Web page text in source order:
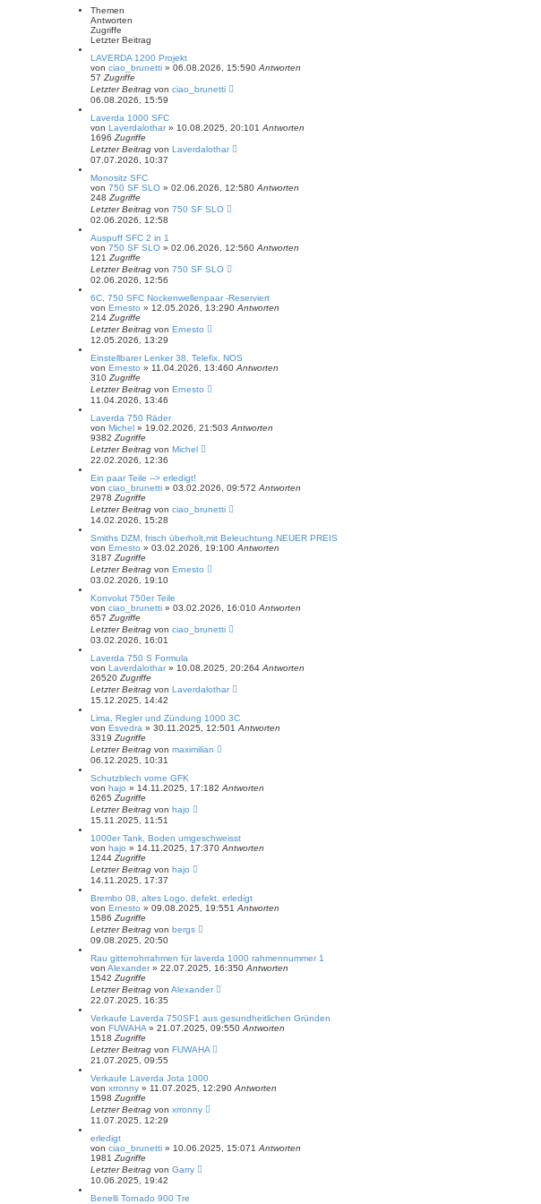
Themen
Antworten
Zugriffe
Letzter Beitrag
LAVERDA 1200 Projekt
von ciao_brunetti » 06.08.2026, 15:590Antworten
57 Zugriffe
Letzter Beitrag von ciao_brunetti
06.08.2026, 15:59
Laverda 1000 SFC
von Laverdalothar» 10.08.2025, 20:101Antworten
1696 Zugriffe
Letzter Beitrag von Laverdalothar
07.07.2026, 10:37
Monositz SFC
von 750 SF SLO » 02.06.2026, 12:580Antworten
248 Zugriffe
Letzter Beitrag von 750 SF SLO
02.06.2026, 12:58
Auspuff SFC 2 in 1
von 750 SF SLO » 02.06.2026, 12:560Antworten
121 Zugriffe
Letzter Beitrag von 750 SF SLO
02.06.2026, 12:56
6C, 750 SFC Nockenwellenpaar -Reserviert
von Ernesto » 12.05.2026, 13:290Antworten
214 Zugriffe
Letzter Beitrag von Ernesto
12.05.2026, 13:29
Einstellbarer Lenker 38, Telefix, NOS
von Ernesto » 11.04.2026, 13:460Antworten
310 Zugriffe
Letzter Beitrag von Ernesto
11.04.2026, 13:46
Laverda 750 Räder
von Michel » 19.02.2026, 21:503Antworten
9382 Zugriffe
Letzter Beitrag von Michel
22.02.2026, 12:36
Ein paar Teile --> erledigt!
von ciao_brunetti » 03.02.2026, 09:572Antworten
2978 Zugriffe
Letzter Beitrag von ciao_brunetti
14.02.2026, 15:28
Smiths DZM, frisch überholt,mit Beleuchtung.NEUER PREIS
von Ernesto » 03.02.2026, 19:100Antworten
3187 Zugriffe
Letzter Beitrag von Ernesto
03.02.2026, 19:10
Konvolut 750er Teile
von ciao_brunetti » 03.02.2026, 16:010Antworten
657 Zugriffe
Letzter Beitrag von ciao_brunetti
03.02.2026, 16:01
Laverda 750 S Formula
von Laverdalothar» 10.08.2025, 20:264Antworten
26520 Zugriffe
Letzter Beitrag von Laverdalothar
15.12.2025, 14:42
Lima, Regler und Zündung 1000 3C
von Esvedra » 30.11.2025, 12:501Antworten
3319 Zugriffe
Letzter Beitrag von maximilian
06.12.2025, 10:31
Schutzblech vorne GFK
von hajo » 14.11.2025, 17:182Antworten
6265 Zugriffe
Letzter Beitrag von hajo
15.11.2025, 11:51
1000er Tank, Boden umgeschweisst
von hajo » 14.11.2025, 17:370Antworten
1244 Zugriffe
Letzter Beitrag von hajo
14.11.2025, 17:37
Brembo 08, altes Logo, defekt, erledigt
von Ernesto » 09.08.2025, 19:551Antworten
1586 Zugriffe
Letzter Beitrag von bergs
09.08.2025, 20:50
Rau gitterrohrrahmen für laverda 1000 rahmennummer 1
von Alexander» 22.07.2025, 16:350Antworten
1542 Zugriffe
Letzter Beitrag von Alexander
22.07.2025, 16:35
Verkaufe Laverda 750SF1 aus gesundheitlichen Gründen
von FUWAHA» 21.07.2025, 09:550Antworten
1518 Zugriffe
Letzter Beitrag von FUWAHA
21.07.2025, 09:55
Verkaufe Laverda Jota 1000
von xrronny » 11.07.2025, 12:290Antworten
1598 Zugriffe
Letzter Beitrag von xrronny
11.07.2025, 12:29
erledigt
von ciao_brunetti » 10.06.2025, 15:071Antworten
1981 Zugriffe
Letzter Beitrag von Garry
10.06.2025, 19:42
Benelli Tornado 900 Tre